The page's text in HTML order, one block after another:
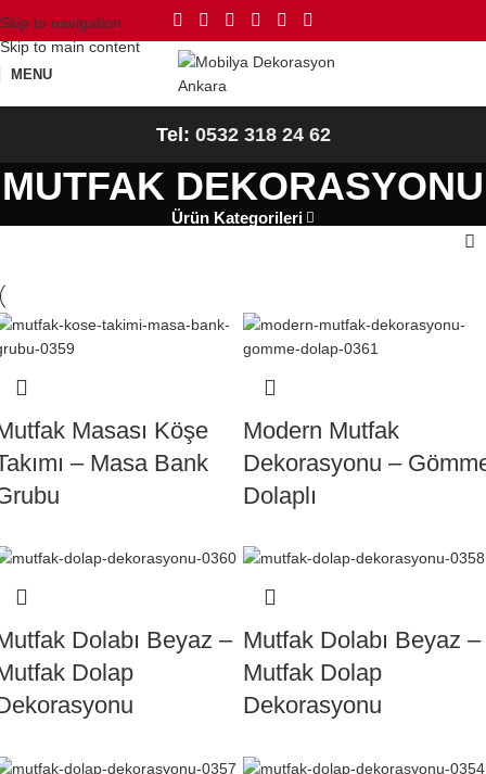
Skip to navigation
Skip to main content
MENU
Tel: 0532 318 24 62
MUTFAK DEKORASYONU
Ürün Kategorileri
Masası Köşe
– Masa Bank
Modern Mutfak
Dekorasyonu –
Dolaplı
Dolabı Beyaz –
Dolap
Mutfak Dolabı Beyaz –
Mutfak Dolap
Dekorasyonu